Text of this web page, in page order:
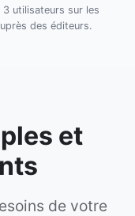
utilisateurs sur les
des éditeurs.
et
de votre